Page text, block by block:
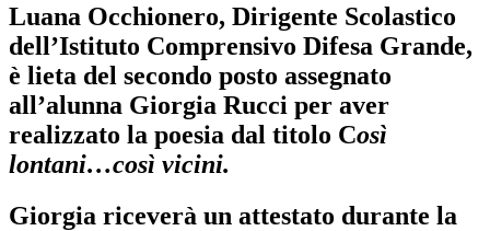
Luana Occhionero, Dirigente Scolastico
dell’Istituto Comprensivo Difesa Grande,
è lieta del secondo posto assegnato
all’alunna Giorgia Rucci per aver
realizzato la poesia dal titolo Così
lontani…così vicini.
Giorgia riceverà un attestato durante la